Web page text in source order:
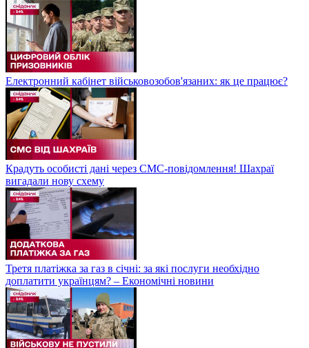
Електронний кабінет військовозобов'язаних: як це працює?
Крадуть особисті дані через СМС-повідомлення! Шахраї
вигадали нову схему
Третя платіжка за газ в січні: за які послуги необхідно
доплатити українцям? – Економічні новини